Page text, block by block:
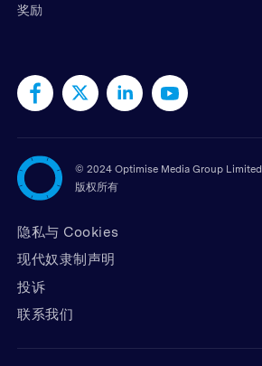
奖励
© 2024 Optimise Media Group Limited
版权所有
隐私与 Cookies
现代奴隶制声明
投诉
联系我们